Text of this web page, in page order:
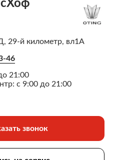
29-й километр, вл1А
46
21:00
с 9:00 до 21:00
звонок